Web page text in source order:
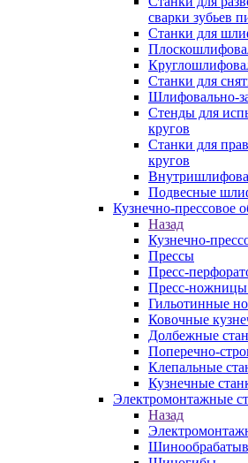
сварки зубьев
Станки для
Станки для
Шлифовально-
Стенды для
кругов
Станки для
кругов
Подвесные
Кузнечно-прессовое
Назад
Кузнечно-
Прессы
Пресс-
Пресс-
Гильотинные
Ковочные
Долбежные
Поперечно-
Клепальные
Кузнечные
Электромонтажные
Назад